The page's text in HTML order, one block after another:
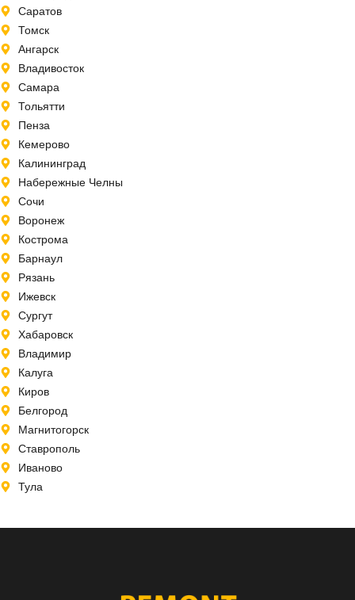
Саратов
Томск
Ангарск
Владивосток
Самара
Тольятти
Пенза
Кемерово
Калининград
Набережные Челны
Сочи
Воронеж
Кострома
Барнаул
Рязань
Ижевск
Сургут
Хабаровск
Владимир
Калуга
Киров
Белгород
Магнитогорск
Ставрополь
Иваново
Тула